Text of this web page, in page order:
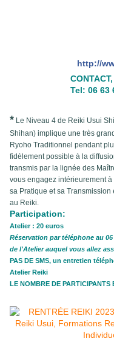
http://
Tel: 06 63
* Le Niveau 4 de Reiki Usui
Shihan) implique une très
Ryoho Traditionnel pendant
fidèlement possible à la
transmis par la lignée des
vous engagez intérieurementà
sa Pratique et sa
au Reiki.
Participation:
Atelier : 20 euros
Réservation par téléphone au
de l'Atelier auquel vous allez
PAS DE SMS, un entretien
Atelier Reiki
LE NOMBRE DE PARTICIPANTS